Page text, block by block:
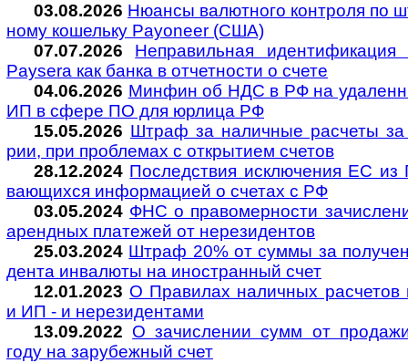
03.08.2026 Нюансы валютного контроля по
ному коше­льку Payoneer (США)
07.07.2026
Неправильная идентификация
Paysera как банка в от­чет­но­сти о счете
04.06.2026 Минфин об НДС в РФ на
ИП в сфере ПО для юр­лица РФ
15.05.2026 Штраф за наличные расчеты
рии, при про­б­ле­мах с откры­ти­ем счетов
28.12.2024 Последствия исключения ЕС
ваю­щихся инфор­ма­цией о сче­тах с РФ
03.05.2024 ФНС о пра­во­мер­но­с­ти
арен­д­ных пла­те­жей от не­ре­зи­ден­тов
25.03.2024 Штраф 20% от суммы за
де­н­та инва­люты на ино­ст­ран­ный счет
12.01.2023 О Правилах наличных
и ИП - и нере­зи­ден­тами
13.09.2022 О зачислении сумм от
году на зару­беж­ный счет